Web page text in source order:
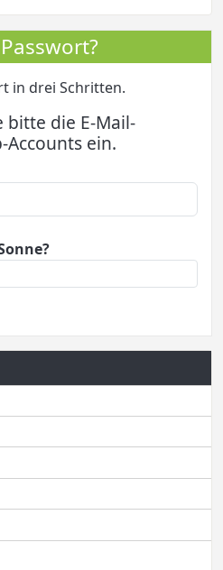
in drei Schritten.
bitte die E-Mail-
Accounts ein.